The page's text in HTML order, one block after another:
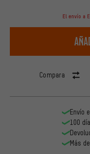
El envío a
Compara
Envío
100
Más